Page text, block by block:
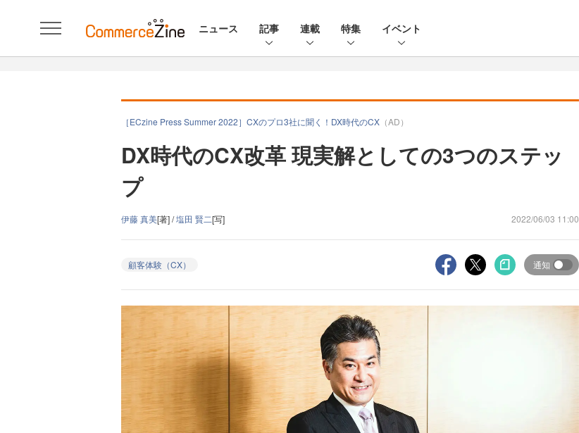
ニュース 記事 連載 特集 イベント
［ECzine Press Summer 2022］CXのプロ3社に聞く！DX時代のCX （AD）
DX時代のCX改革 現実解としての3つのステッ
プ
伊藤 真美[著] /塩田 賢二[写] 2022/06/03 11:00
顧客体験（CX） 通知